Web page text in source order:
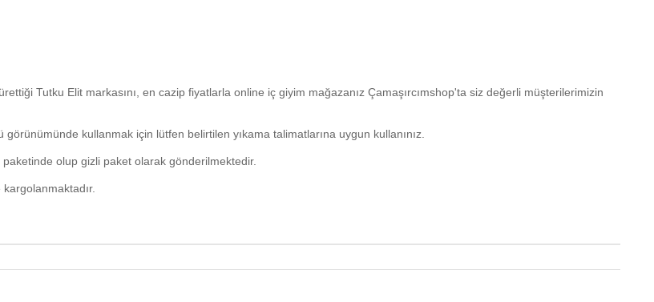
Tutku Elit markasını, en cazip fiyatlarla online iç giyim mağazanız Çamaşırcımshop'ta siz değerli müşterilerimizin
kullanmak için lütfen belirtilen yıkama talimatlarına uygun kullanınız.
olup gizli paket olarak gönderilmektedir.